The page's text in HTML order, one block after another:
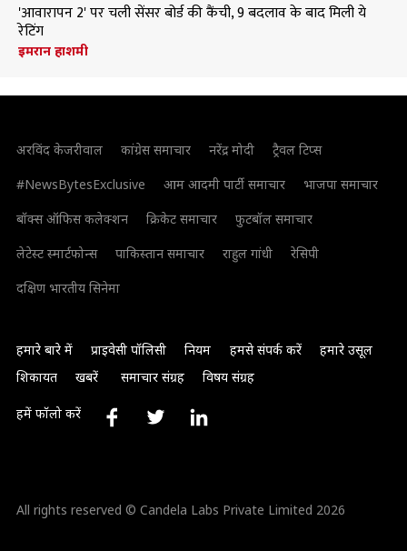
'आवारापन 2' पर चली सेंसर बोर्ड की कैंची, 9 बदलाव के बाद मिली ये
रेटिंग
इमरान हाशमी
अरविंद केजरीवाल कांग्रेस समाचार नरेंद्र मोदी
ट्रैवल टिप्स
#NewsBytesExclusive
आम आदमी पार्टी समाचार
भाजपा समाचार
बॉक्स ऑफिस कलेक्शन
क्रिकेट समाचार
फुटबॉल समाचार
लेटेस्ट स्मार्टफोन्स
पाकिस्तान समाचार राहुल गांधी
रेसिपी
दक्षिण भारतीय सिनेमा
हमारे बारे में प्राइवेसी पॉलिसी नियम हमसे संपर्क करें
हमारे उसूल
शिकायत
खबरें समाचार संग्रह विषय संग्रह
हमें फॉलो करें
All rights reserved © Candela Labs Private Limited 2026